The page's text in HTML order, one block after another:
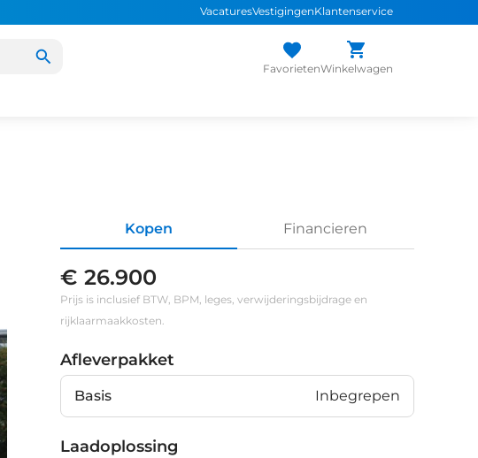
VacaturesVestigingenKlantenservice
FavorietenWinkelwagen
Kopen Financieren
€ 26.900
Prijs is inclusief BTW, BPM, leges, verwijderingsbijdrage en
rijklaarmaakkosten.
Afleverpakket
Basis Inbegrepen
Laadoplossing